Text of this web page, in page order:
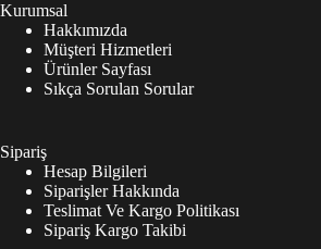
Kurumsal
Hakkımızda
Müşteri Hizmetleri
Ürünler Sayfası
Sıkça Sorulan Sorular
Sipariş
Hesap Bilgileri
Siparişler Hakkında
Teslimat Ve Kargo Politikası
Sipariş Kargo Takibi